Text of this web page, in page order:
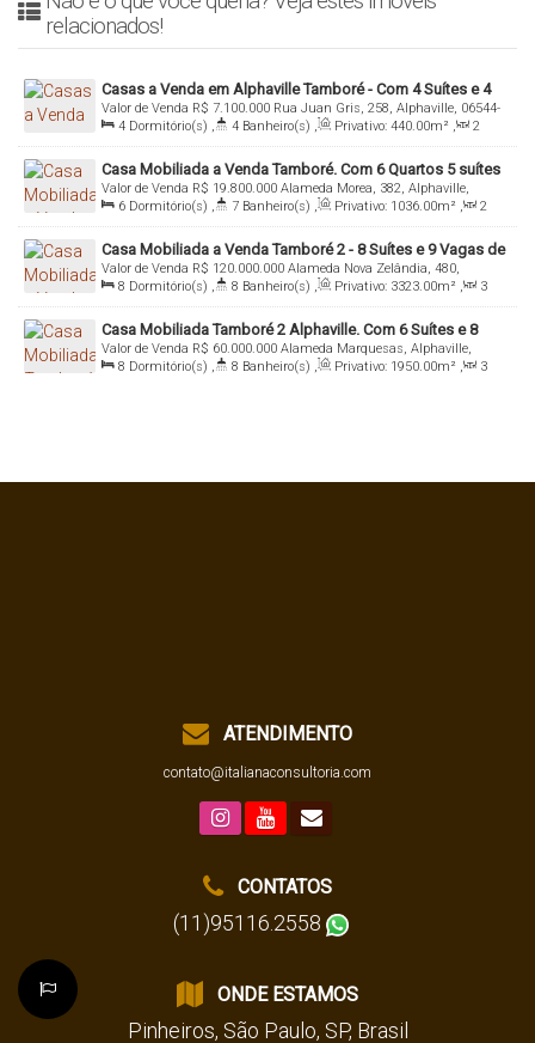
relacionados!
Casas a Venda em Alphaville Tamboré - Com 4 Suítes e 4
Vagas
R$ 7.100.000
Valor de Venda
Rua Juan Gris, 258, Alphaville, 06544-
724, Tamboré, Santana de Parnaíba, São Paulo, Brasil
4 Dormitório(s) , 4 Banheiro(s) , Privativo: 440.00m² ,
2
Sala(s) , 4 Suíte(s) , Total: 440.00m² , 4 Vaga(s) ,
Útil:
440.00 m²
Casa Mobiliada a Venda Tamboré. Com 6 Quartos 5 suítes
e 6 Vagas
R$ 19.800.000
Valor de Venda
Alameda Morea, 382, Alphaville,
06543-030, Tamboré, Santana de Parnaíba, São Paulo, Brasil
6 Dormitório(s) , 7 Banheiro(s) , Privativo: 1036.00m² ,
2
Sala(s) , 5 Suíte(s) , Total: 1036.00m² , 6 Vaga(s) ,
Útil:
1036.00m²
Casa Mobiliada a Venda Tamboré 2 - 8 Suítes e 9 Vagas de
Garagem
R$ 120.000.000
Valor de Venda
Alameda Nova Zelândia, 480,
Alphaville, 06543-155, Tamboré, Santana de Parnaíba, São Paulo,
Brasil
8 Dormitório(s) , 8 Banheiro(s) , Privativo: 3323.00m² ,
3
Sala(s) , 8 Suíte(s) , Total: 3323.00m² , 18 Vaga(s) ,
Útil:
3323.00m²
Casa Mobiliada Tamboré 2 Alphaville. Com 6 Suítes e 8
Vagas
R$ 60.000.000
Valor de Venda
Alameda Marquesas, Alphaville,
06543-160, Tamboré, Santana de Parnaíba, São Paulo, Brasil
8 Dormitório(s) , 8 Banheiro(s) , Privativo: 1950.00m² ,
3
ATENDIMENTO
contato@italianaconsultoria.com
CONTATOS
(11)95116.2558
ONDE ESTAMOS
Pinheiros, São Paulo, SP, Brasil